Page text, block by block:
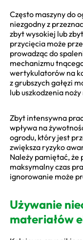
Często maszyny do
niezgodny z
zbyt wysokiej lub
przycięcia może
prowadząc do
mechanizmu
wertykulatorów na
z grubszych gałęzi
lub uszkodzenia
Zbyt intensywna
wpływa na
ogrodu, który jest
zwiększa ryzyko
Należy pamiętać, że
maksymalny czas
ignorowanie może
Używanie
materiałów